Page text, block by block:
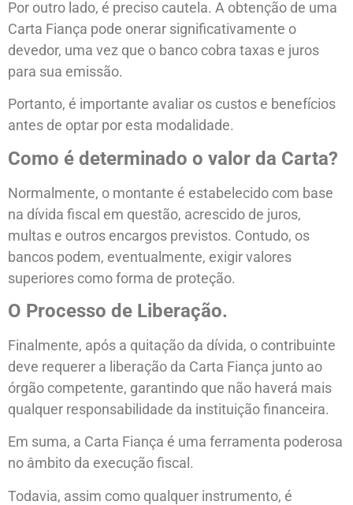
Por outro lado, é preciso cautela. A obtenção de uma
Carta Fiança pode onerar significativamente o
devedor, uma vez que o banco cobra taxas e juros
para sua emissão.
Portanto, é importante avaliar os custos e benefícios
antes de optar por esta modalidade.
Como é determinado o valor da Carta?
Normalmente, o montante é estabelecido com base
na dívida fiscal em questão, acrescido de juros,
multas e outros encargos previstos. Contudo, os
bancos podem, eventualmente, exigir valores
superiores como forma de proteção.
O Processo de Liberação.
Finalmente, após a quitação da dívida, o contribuinte
deve requerer a liberação da Carta Fiança junto ao
órgão competente, garantindo que não haverá mais
qualquer responsabilidade da instituição financeira.
Em suma, a Carta Fiança é uma ferramenta poderosa
no âmbito da execução fiscal.
Todavia, assim como qualquer instrumento, é